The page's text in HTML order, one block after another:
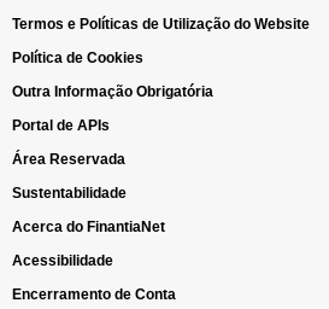
Termos e Políticas de Utilização do Website
Política de Cookies
Outra Informação Obrigatória
Portal de APIs
Área Reservada
Sustentabilidade
Acerca do FinantiaNet
Acessibilidade
Encerramento de Conta